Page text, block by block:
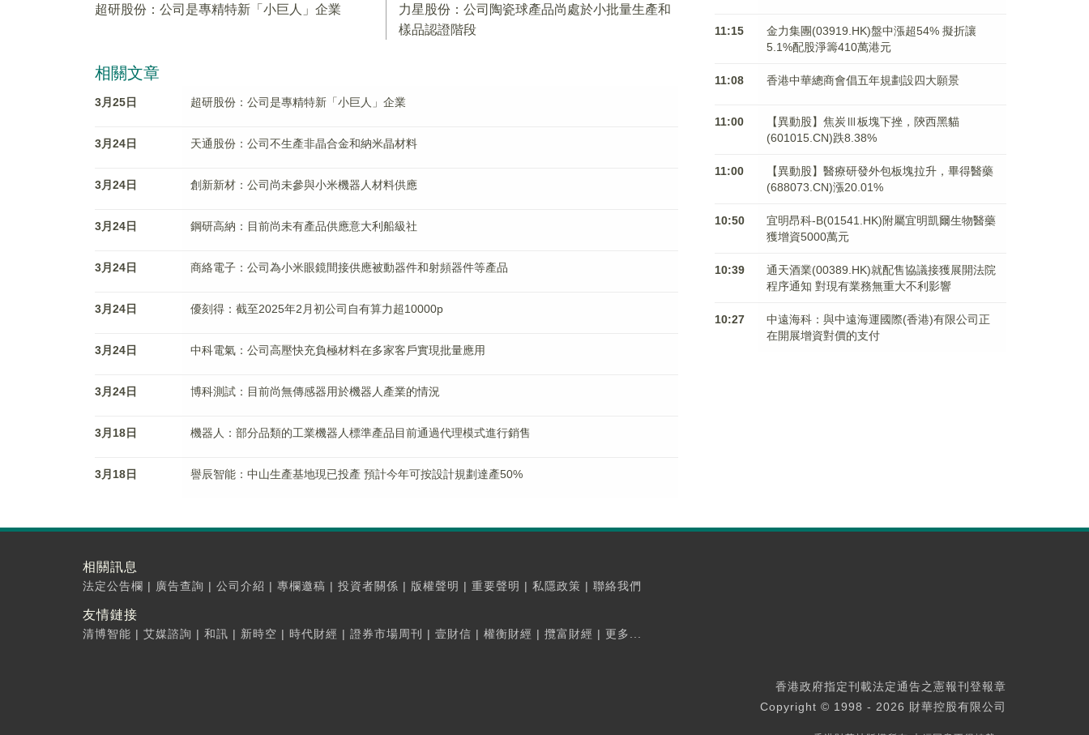
超研股份：公司是專精特新「小巨人」企業
力星股份：公司陶瓷球產品尚處於小批量生產和
樣品認證階段
相關文章
3月25日 超研股份：公司是專精特新「小巨人」企業
3月24日 天通股份：公司不生產非晶合金和納米晶材料
3月24日 創新新材：公司尚未參與小米機器人材料供應
3月24日 鋼研高納：目前尚未有產品供應意大利船級社
3月24日 商絡電子：公司為小米眼鏡間接供應被動器件和射頻器件等產品
3月24日 優刻得：截至2025年2月初公司自有算力超10000p
3月24日 中科電氣：公司高壓快充負極材料在多家客戶實現批量應用
3月24日 博科測試：目前尚無傳感器用於機器人產業的情況
3月18日 機器人：部分品類的工業機器人標準產品目前通過代理模式進行銷售
3月18日 譽辰智能：中山生產基地現已投產 預計今年可按設計規劃達產50%
11:15
金力集團(03919.HK)盤中漲超54% 擬折讓
5.1%配股淨籌410萬港元
11:08 香港中華總商會倡五年規劃設四大願景
11:00
【異動股】焦炭Ⅲ板塊下挫，陝西黑貓
(601015.CN)跌8.38%
11:00
【異動股】醫療研發外包板塊拉升，畢得醫藥
(688073.CN)漲20.01%
10:50
宜明昂科-B(01541.HK)附屬宜明凱爾生物醫藥
獲增資5000萬元
10:39
通天酒業(00389.HK)就配售協議接獲展開法院
程序通知 對現有業務無重大不利影響
10:27
中遠海科：與中遠海運國際(香港)有限公司正
在開展增資對價的支付
相關訊息
法定公告欄 | 廣告查詢 | 公司介紹 | 專欄邀稿 | 投資者關係 | 版權聲明 | 重要聲明 | 私隱政策 | 聯絡我們
友情鏈接
清博智能 | 艾媒諮詢 | 和訊 | 新時空 | 時代財經 | 證券市場周刊 | 壹財信 | 權衡財經 | 攬富財經 | 更多...
香港政府指定刊載法定通告之憲報刊登報章
Copyright © 1998 - 2026 財華控股有限公司